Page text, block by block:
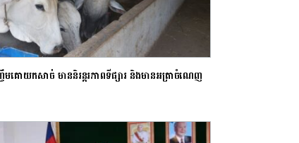
មគោយកសាច់ មាននិរន្តរភាពទីផ្សារ និងមានអត្រាចំណេញ